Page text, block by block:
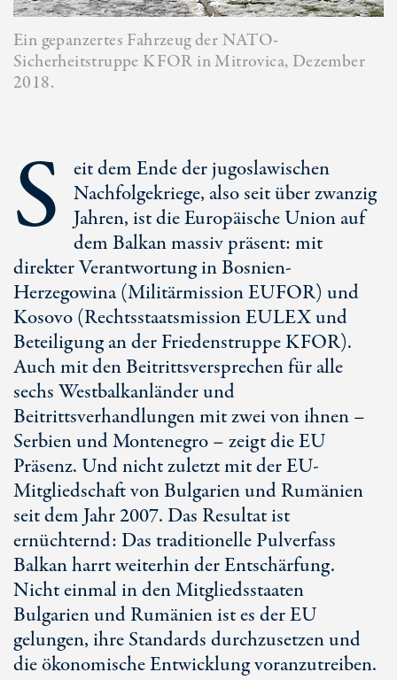
Ein gepanzertes Fahrzeug der NATO-
Sicherheitstruppe KFOR in Mitrovica, Dezember
2018.
S
eit dem Ende der jugoslawischen
Nachfolgekriege, also seit über zwanzig
Jahren, ist die Europäische Union auf
dem Balkan massiv präsent: mit
direkter Verantwortung in Bosnien-
Herzegowina (Militärmission EUFOR) und
Kosovo (Rechtsstaatsmission EULEX und
Beteiligung an der Friedenstruppe KFOR).
Auch mit den Beitrittsversprechen für alle
sechs Westbalkanländer und
Beitrittsverhandlungen mit zwei von ihnen –
Serbien und Montenegro – zeigt die EU
Präsenz. Und nicht zuletzt mit der EU-
Mitgliedschaft von Bulgarien und Rumänien
seit dem Jahr 2007. Das Resultat ist
ernüchternd: Das traditionelle Pulverfass
Balkan harrt weiterhin der Entschärfung.
Nicht einmal in den Mitgliedsstaaten
Bulgarien und Rumänien ist es der EU
gelungen, ihre Standards durchzusetzen und
die ökonomische Entwicklung voranzutreiben.